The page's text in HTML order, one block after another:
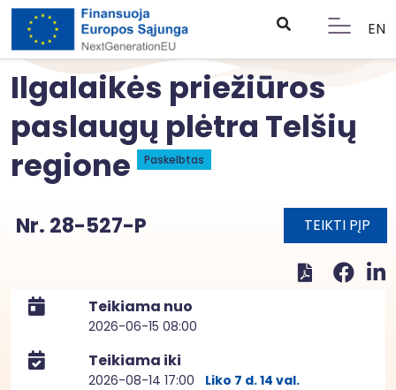
EN
Ilgalaikės priežiūros
paslaugų plėtra Telšių
regione
Paskelbtas
Nr. 28-527-P TEIKTI PĮP
Teikiama nuo
2026-06-15 08:00
Teikiama iki
2026-08-14 17:00 Liko 7 d. 14 val.